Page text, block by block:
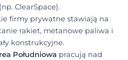
ClearSpace).
firmy prywatne stawiają na
rakiet, metanowe paliwa i
konstrukcyjne.
Południowa pracują nad